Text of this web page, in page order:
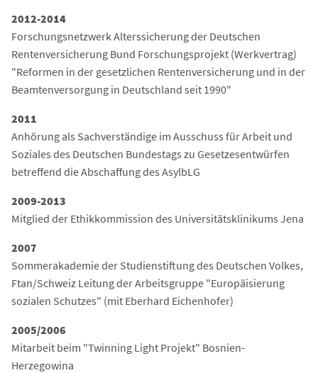
2012-2014
Forschungsnetzwerk Alterssicherung der Deutschen
Rentenversicherung Bund Forschungsprojekt (Werkvertrag)
"Reformen in der gesetzlichen Rentenversicherung und in der
Beamtenversorgung in Deutschland seit 1990"
2011
Anhörung als Sachverständige im Ausschuss für Arbeit und
Soziales des Deutschen Bundestags zu Gesetzesentwürfen
betreffend die Abschaffung des AsylbLG
2009-2013
Mitglied der Ethikkommission des Universitätsklinikums Jena
2007
Sommerakademie der Studienstiftung des Deutschen Volkes,
Ftan/Schweiz Leitung der Arbeitsgruppe "Europäisierung
sozialen Schutzes" (mit Eberhard Eichenhofer)
2005/2006
Mitarbeit beim "Twinning Light Projekt" Bosnien-
Herzegowina